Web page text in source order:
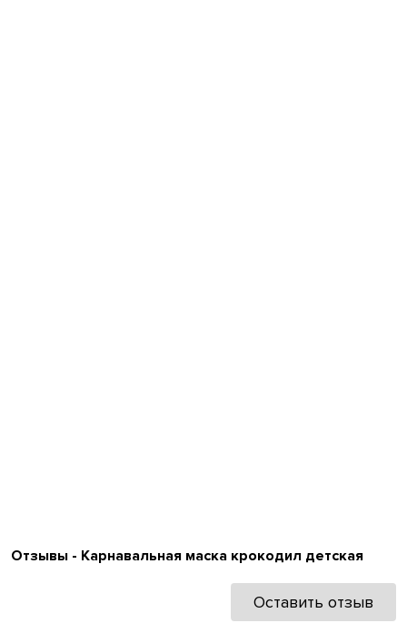
Отзывы - Карнавальная маска крокодил детская
Оставить отзыв